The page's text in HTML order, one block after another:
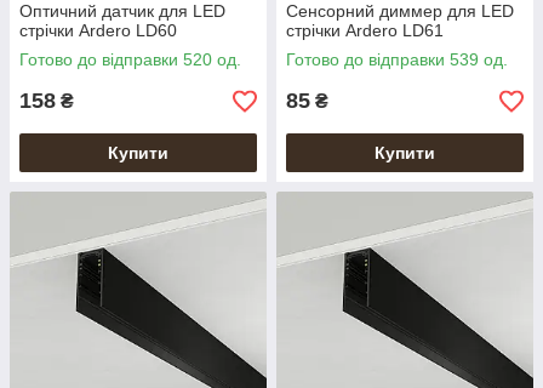
Оптичний датчик для LED
стрічки Ardero LD60
Готово до відправки 520 од.
158 ₴
Купити
Сенсорний диммер для LED
стрічки Ardero LD61
Готово до відправки 539 од.
85 ₴
Купити